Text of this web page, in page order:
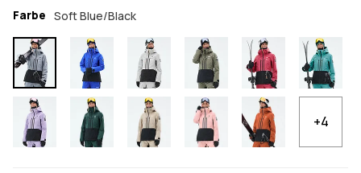
Farbe Soft Blue/Black
+4